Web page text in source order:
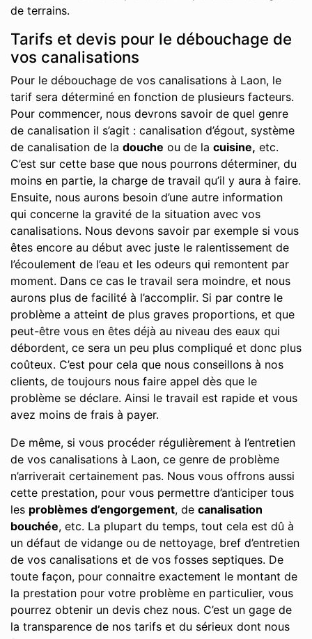
de terrains.
Tarifs et devis pour le débouchage de
vos canalisations
Pour le débouchage de vos canalisations à Laon, le
tarif sera déterminé en fonction de plusieurs facteurs.
Pour commencer, nous devrons savoir de quel genre
de canalisation il s’agit : canalisation d’égout, système
de canalisation de la douche ou de la cuisine, etc.
C’est sur cette base que nous pourrons déterminer, du
moins en partie, la charge de travail qu’il y aura à faire.
Ensuite, nous aurons besoin d’une autre information
qui concerne la gravité de la situation avec vos
canalisations. Nous devons savoir par exemple si vous
êtes encore au début avec juste le ralentissement de
l’écoulement de l’eau et les odeurs qui remontent par
moment. Dans ce cas le travail sera moindre, et nous
aurons plus de facilité à l’accomplir. Si par contre le
problème a atteint de plus graves proportions, et que
peut-être vous en êtes déjà au niveau des eaux qui
débordent, ce sera un peu plus compliqué et donc plus
coûteux. C’est pour cela que nous conseillons à nos
clients, de toujours nous faire appel dès que le
problème se déclare. Ainsi le travail est rapide et vous
avez moins de frais à payer.
De même, si vous procéder régulièrement à l’entretien
de vos canalisations à Laon, ce genre de problème
n’arriverait certainement pas. Nous vous offrons aussi
cette prestation, pour vous permettre d’anticiper tous
les problèmes d’engorgement, de canalisation
bouchée, etc. La plupart du temps, tout cela est dû à
un défaut de vidange ou de nettoyage, bref d’entretien
de vos canalisations et de vos fosses septiques. De
toute façon, pour connaitre exactement le montant de
la prestation pour votre problème en particulier, vous
pourrez obtenir un devis chez nous. C’est un gage de
la transparence de nos tarifs et du sérieux dont nous